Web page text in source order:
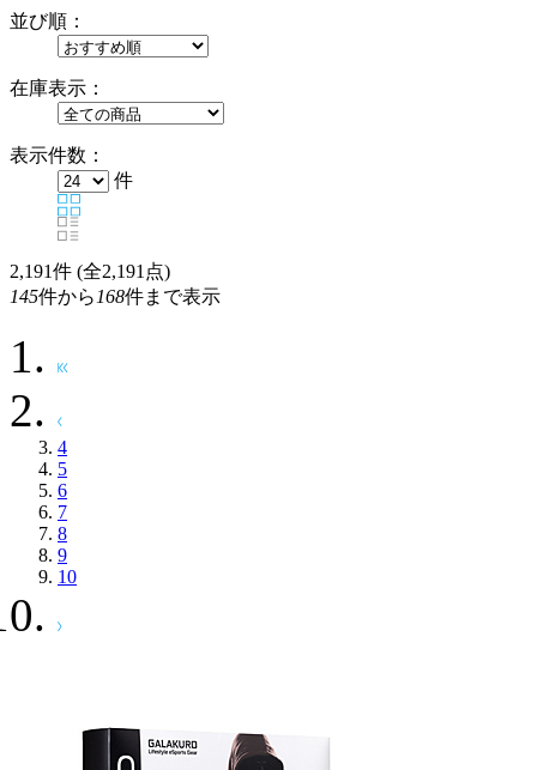
並び順：
在庫表示：
表示件数：
件
2,191件 (全2,191点)
145件から 168件まで表示
4
5
6
7
8
9
10